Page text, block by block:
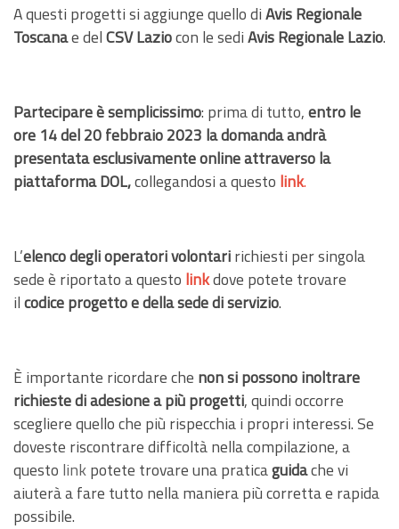
A questi progetti si aggiunge quello diAvis Regionale
Toscanae delCSV Laziocon le sediAvis Regionale Lazio.
Partecipare è semplicissimo: prima di tutto,entro le
ore 14 del 20 febbraio 2023 la domanda andrà
presentata esclusivamente online attraverso la
piattaforma DOL,collegandosi a questo link.
L’elenco degli operatori volontaririchiesti per singola
sede è riportato a questo linkdove potete trovare
ilcodice progetto e della sede di servizio.
È importante ricordare che non si possono inoltrare
richieste di adesione a più progetti, quindi occorre
scegliere quello che più rispecchia i propri interessi. Se
doveste riscontrare difficoltà nella compilazione, a
questo linkpotete trovare una praticaguidache vi
aiuterà a fare tutto nella maniera più corretta e rapida
possibile.